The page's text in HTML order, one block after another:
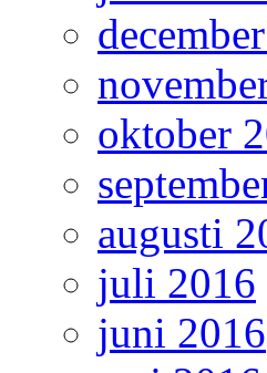
oktober
augusti
juli 2016
juni 2016